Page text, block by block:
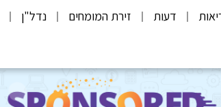
דעות זירת המומחים נדל"ן